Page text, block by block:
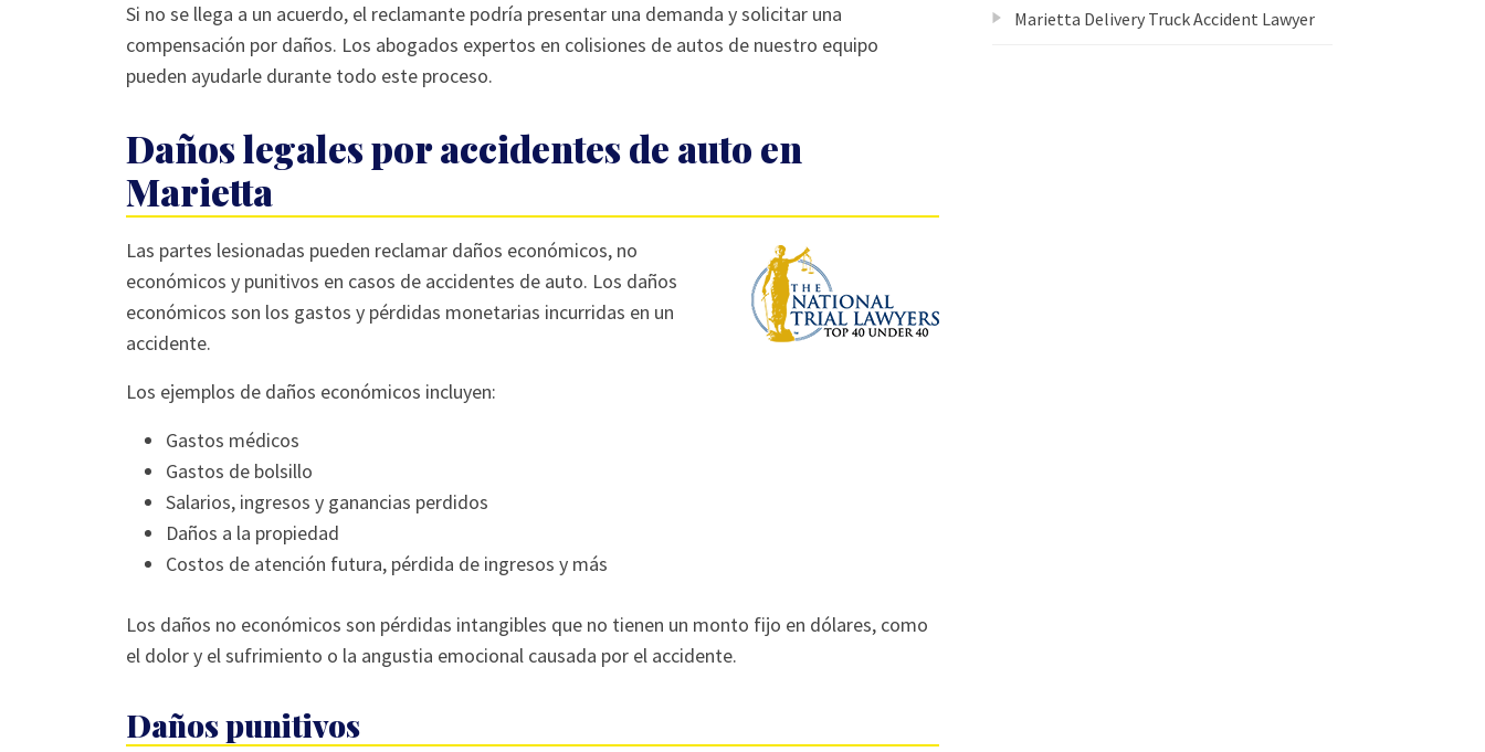
Si no se llega a un acuerdo, el reclamante podría presentar una demanda y solicitar una
compensación por daños. Los abogados expertos en colisiones de autos de nuestro equipo
pueden ayudarle durante todo este proceso.
Daños legales por accidentes de auto en
Marietta
Las partes lesionadas pueden reclamar daños económicos, no
económicos y punitivos en casos de accidentes de auto. Los daños
económicos son los gastos y pérdidas monetarias incurridas en un
accidente.
Los ejemplos de daños económicos incluyen:
Gastos médicos
Gastos de bolsillo
Salarios, ingresos y ganancias perdidos
Daños a la propiedad
Costos de atención futura, pérdida de ingresos y más
Los daños no económicos son pérdidas intangibles que no tienen un monto fijo en dólares, como
el dolor y el sufrimiento o la angustia emocional causada por el accidente.
Daños punitivos
Marietta Delivery Truck Accident Lawyer